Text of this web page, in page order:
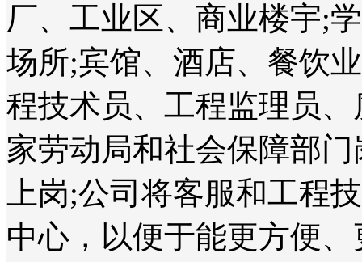
厂、工业区、商业楼宇;
场所;宾馆、酒店、餐饮
程技术员、工程监理员
家劳动局和社会保障部
上岗;公司将客服和工程
中心，以便于能更方便